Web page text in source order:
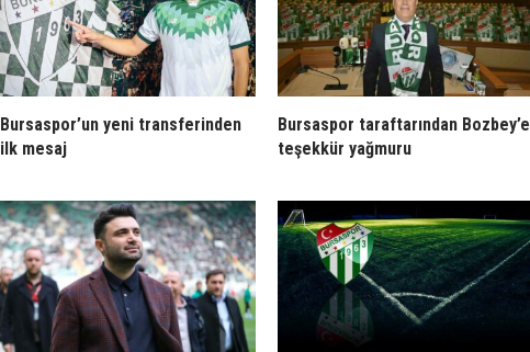
Bursaspor’un yeni transferinden
ilk mesaj
Bursaspor taraftarından Bozbey’e
teşekkür yağmuru